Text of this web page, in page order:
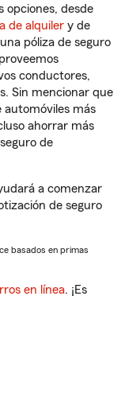
opciones, desde
de alquiler y de
póliza de seguro
conductores,
Sin mencionar que
automóviles más
ahorrar más
de
a comenzar
de seguro
basados en primas
en línea. ¡Es